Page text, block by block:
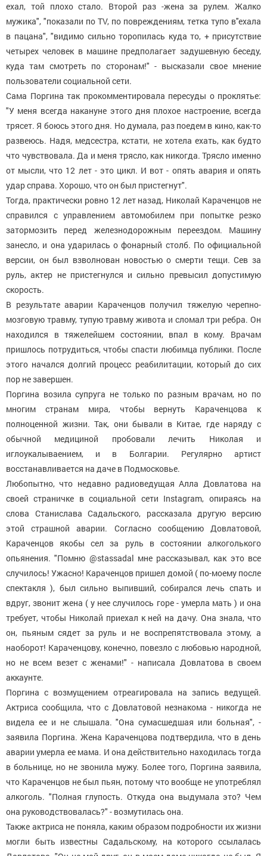
ехал, той плохо стало. Второй раз -жена за рулем. Жалко
мужика", "показали по TV, по повреждениям, тетка тупо в''ехала
в пацана", "видимо сильно торопилась куда то, + присутствие
четырех человек в машине предполагает задушевную беседу,
куда там смотреть по сторонам!" - высказали свое мнение
пользователи социальной сети.
Сама Поргина так прокомментировала пересуды о проклятье:
"У меня всегда накануне этого дня плохое настроение, всегда
трясет. Я боюсь этого дня. Но думала, раз поедем в кино, как-то
развеюсь. Надя, медсестра, кстати, не хотела ехать, как будто
что чувствовала. Да и меня трясло, как никогда. Трясло именно
от мысли, что 12 лет - это цикл. И вот - опять авария и опять
удар справа. Хорошо, что он был пристегнут".
Тогда, практически ровно 12 лет назад, Николай Караченцов не
справился с управлением автомобилем при попытке резко
затормозить перед железнодорожным переездом. Машину
занесло, и она ударилась о фонарный столб. По официальной
версии, он был взволнован новостью о смерти тещи. Сев за
руль, актер не пристегнулся и сильно превысил допустимую
скорость.
В результате аварии Караченцов получил тяжелую черепно-
мозговую травму, тупую травму живота и сломал три ребра. Он
находился в тяжелейшем состоянии, впал в кому. Врачам
пришлось потрудиться, чтобы спасти любимца публики. После
этого начался долгий процесс реабилитации, который до сих
пор не завершен.
Поргина возила супруга не только по разным врачам, но по
многим странам мира, чтобы вернуть Караченцова к
полноценной жизни. Так, они бывали в Китае, где наряду с
обычной медициной пробовали лечить Николая и
иглоукалываением, и в Болгарии. Регулярно артист
восстанавливается на даче в Подмосковье.
Любопытно, что недавно радиоведущая Алла Довлатова на
своей страничке в социальной сети Instagram, опираясь на
слова Станислава Садальского, рассказала другую версию
этой страшной аварии. Согласно сообщению Довлатовой,
Караченцов якобы сел за руль в состоянии алкоголького
опьянения. "Помню @stassadal мне рассказывал, как это все
случилось! Ужасно! Караченцов пришел домой ( по-моему после
спектакля ), был сильно выпивший, собирался лечь спать и
вдруг, звонит жена ( у нее случилось горе - умерла мать ) и она
требует, чтобы Николай приехал к ней на дачу. Она знала, что
он, пьяным сядет за руль и не воспрепятствовала этому, а
наоборот! Караченцову, конечно, повезло с любовью народной,
но не всем везет с женами!" - написала Довлатова в своем
аккаунте.
Поргина с возмущением отреагировала на запись ведущей.
Актриса сообщила, что с Довлатовой незнакома - никогда не
видела ее и не слышала. "Она сумасшедшая или больная", -
заявила Поргина. Жена Караченцова подтвердила, что в день
аварии умерла ее мама. И она действительно находилась тогда
в больнице, но не звонила мужу. Более того, Поргина заявила,
что Караченцов не был пьян, потому что вообще не употреблял
алкоголь. "Полная глупость. Откуда она выдумала это? Чем
она руководствовалась?" - возмутилась она.
Также актриса не поняла, каким образом подробности их жизни
могли быть известны Садальскому, на которого ссылалась